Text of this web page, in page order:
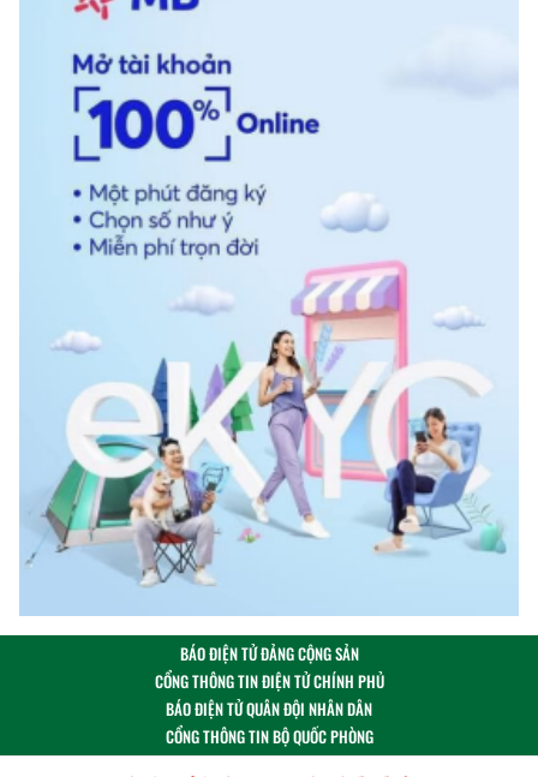
BÁO ĐIỆN TỬ ĐẢNG CỘNG SẢN
CỔNG THÔNG TIN ĐIỆN TỬ CHÍNH PHỦ
BÁO ĐIỆN TỬ QUÂN ĐỘI NHÂN DÂN
CỔNG THÔNG TIN BỘ QUỐC PHÒNG